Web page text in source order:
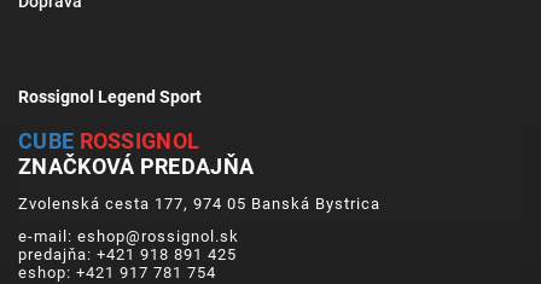
Rossignol Legend Sport
CUBE ROSSIGNOL
ZNAČKOVÁ PREDAJŇA
Zvolenská cesta 177, 974 05 Banská Bystrica
e-mail: eshop@rossignol.sk
predajňa: +421 918 891 425
eshop: +421 917 781 754